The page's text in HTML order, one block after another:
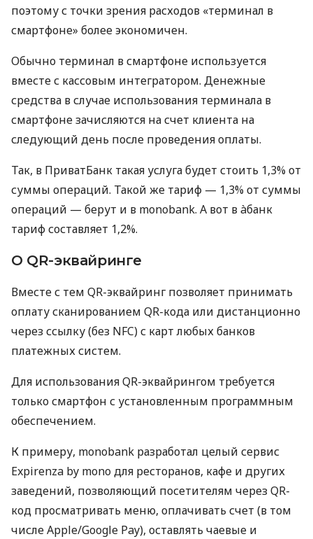
поэтому с точки зрения расходов «терминал в
смартфоне» более экономичен.
Обычно терминал в смартфоне используется
вместе с кассовым интегратором. Денежные
средства в случае использования терминала в
смартфоне зачисляются на счет клиента на
следующий день после проведения оплаты.
Так, в ПриватБанк такая услуга будет стоить 1,3% от
суммы операций. Такой же тариф — 1,3% от суммы
операций — берут и в monobank. А вот в àбанк
тариф составляет 1,2%.
О QR-эквайринге
Вместе с тем QR-эквайринг позволяет принимать
оплату сканированием QR-кода или дистанционно
через ссылку (без NFC) с карт любых банков
платежных систем.
Для использования QR-эквайрингом требуется
только смартфон с установленным программным
обеспечением.
К примеру, monobank разработал целый сервис
Expirenza by mono для ресторанов, кафе и других
заведений, позволяющий посетителям через QR-
код просматривать меню, оплачивать счет (в том
числе Apple/Google Pay), оставлять чаевые и